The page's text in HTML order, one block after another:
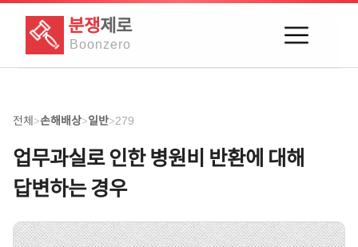
분쟁제로
Boonzero
전체>손해배상>일반>279
업무과실로 인한 병원비 반환에 대해
답변하는 경우